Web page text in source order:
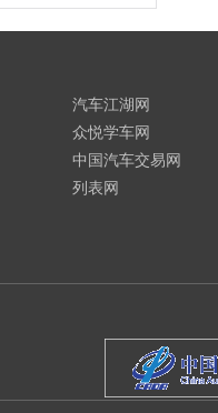
汽车江湖网
众悦学车网
中国汽车交易网
列表网